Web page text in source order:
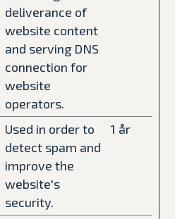
deliverance of
website content
and serving DNS
connection for
website
operators.
Used in order to
detect spam and
improve the
website's
security.
1 år